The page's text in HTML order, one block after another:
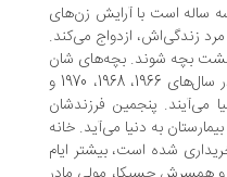
است با آرایش زن‌های
زندگی‌اش، ازدواج می‌کند.
شوند. بچه‌های شان
لوک و هلن و جین و پاول به ترتیب در سال‌های 1966، 1968، 1970 و
پنجمین فرزندشان
به دنیا می‌آید. خانه
شده است، بیشتر ایام